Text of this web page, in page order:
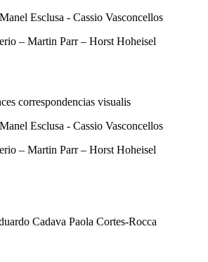
Esclusa - Cassio Vasconcellos
– Martin Parr – Horst Hoheisel
correspondencias visualis
Esclusa - Cassio Vasconcellos
– Martin Parr – Horst Hoheisel
Cadava Paola Cortes-Rocca